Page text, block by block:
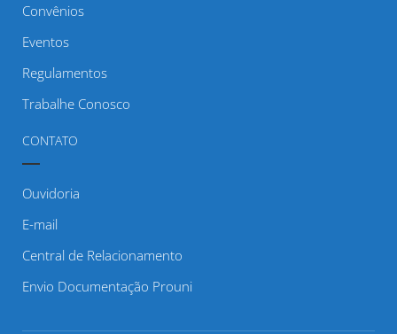
Convênios
Eventos
Regulamentos
Trabalhe Conosco
CONTATO
Ouvidoria
E-mail
Central de Relacionamento
Envio Documentação Prouni